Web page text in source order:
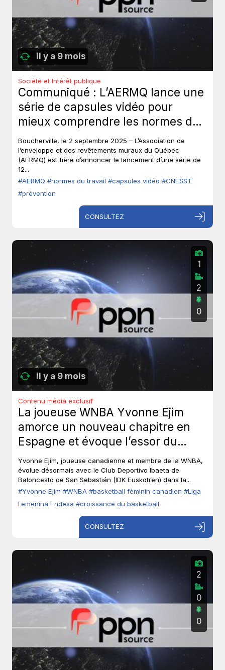
il y a 9 mois
Société et Intérêt publique
Communiqué : L’AERMQ lance une
série de capsules vidéo pour
mieux comprendre les normes du
travail, grâce à la participation de
la CNESST.
Boucherville, le 2 septembre 2025 – L’Association de
l’enveloppe et des revêtements muraux du Québec
(AERMQ) est fière d’annoncer le lancement d’une série de
12...
#AERMQ #normes du travail #capsules vidéo #CNESST
#prévention
CONSULTEZ
il y a 9 mois
1
2
0
Contenu média exclusif
La joueuse WNBA Yvonne Ejim
amorce un nouveau chapitre en
Espagne et évoque l’essor du
basketball féminin canadien
Yvonne Ejim, joueuse canadienne et membre de la WNBA,
évolue désormais avec le Club Deportivo Ibaeta de
Baloncesto de San Sebastián (IDK Euskotren) dans la...
#Yvonne Ejim #WNBA #basketball féminin canadien #Liga
Femenina Endesa #croissance du basketball
CONSULTEZ
2
0
0